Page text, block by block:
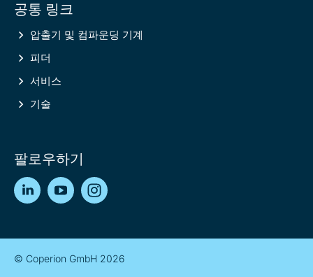
공통 링크
압출기 및 컴파운딩 기계
피더
서비스
기술
팔로우하기
LinkedInYouTube
© Coperion GmbH 2026